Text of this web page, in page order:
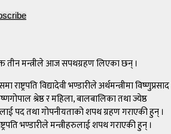
तीन मन्त्रीले आज सपथग्रहण लिएका छन् ।
विद्यादेवी भण्डारीले अर्थमन्त्रीमा विष्णुप्रसाद
श्रेष्ठ र महिला, बालबालिका तथा ज्येष्ठ
पद तथा गोपनीयताको शपथ ग्रहण गराएकी हुन् ।
भण्डारीले मन्त्रीहरुलाई शपथ गराएकी हुन् ।